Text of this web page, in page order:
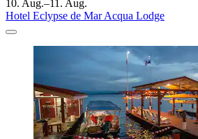
10. Aug.–11. Aug.
Hotel Eclypse de Mar Acqua Lodge